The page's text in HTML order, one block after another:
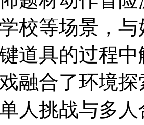
校等场景，
道具的过程
融合了环境
人挑战与多